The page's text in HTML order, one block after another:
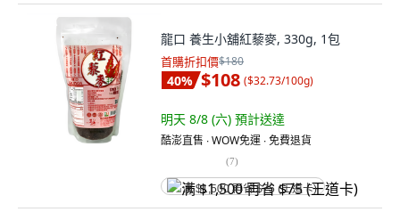
龍口 養生小舖紅藜麥, 330g, 1包
首購折扣價$180
40% $108 ($32.73/100g)
明天 8/8 (六) 預計送達
酷澎直售 ∙ WOW免運 ∙ 免費退貨
(7)
满 $1,500 再省 $75 (王道卡)